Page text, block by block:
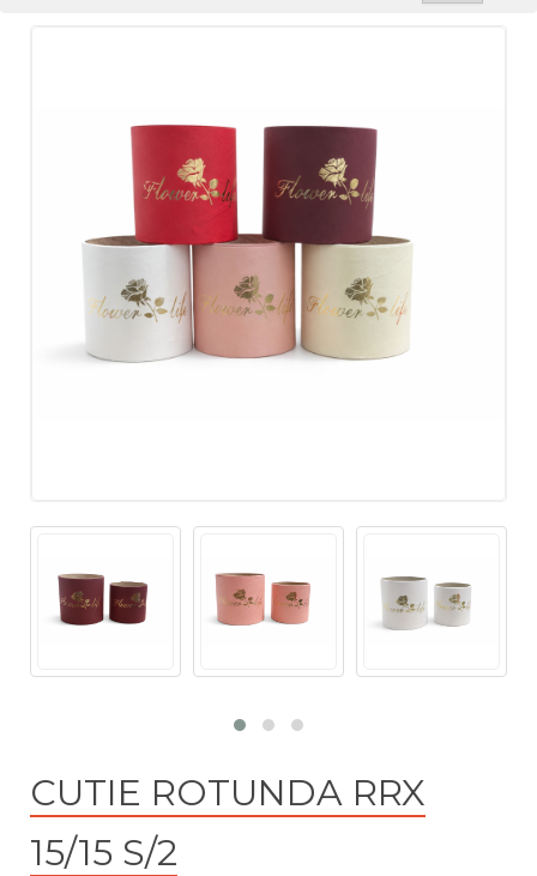
CUTIE ROTUNDA RRX
15/15 S/2